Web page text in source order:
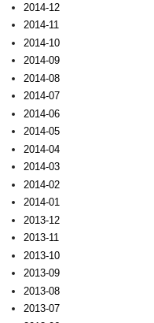
2014-12
2014-11
2014-10
2014-09
2014-08
2014-07
2014-06
2014-05
2014-04
2014-03
2014-02
2014-01
2013-12
2013-11
2013-10
2013-09
2013-08
2013-07